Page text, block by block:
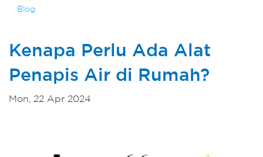
Blog
Kenapa Perlu Ada Alat
Penapis Air di Rumah?
Mon, 22 Apr 2024